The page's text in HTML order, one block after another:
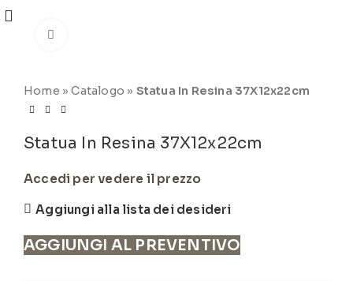
Home »Catalogo » Statua In Resina 37X12x22cm
Statua In Resina 37X12x22cm
Accedi per vedere il prezzo
Aggiungi alla lista dei desideri
AGGIUNGI AL PREVENTIVO